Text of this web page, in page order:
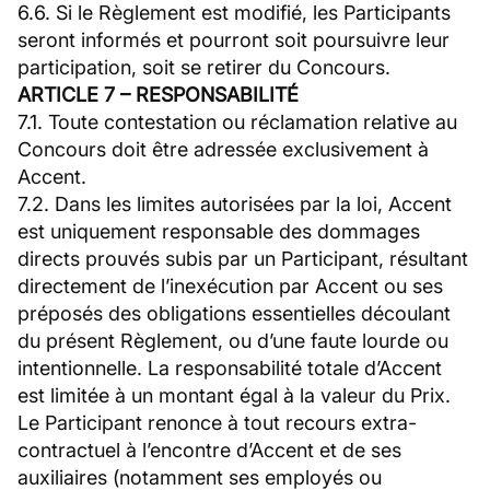
6.6. Si le Règlement est modifié, les Participants
seront informés et pourront soit poursuivre leur
participation, soit se retirer du Concours.
ARTICLE 7 – RESPONSABILITÉ
7.1. Toute contestation ou réclamation relative au
Concours doit être adressée exclusivement à
Accent.
7.2. Dans les limites autorisées par la loi, Accent
est uniquement responsable des dommages
directs prouvés subis par un Participant, résultant
directement de l’inexécution par Accent ou ses
préposés des obligations essentielles découlant
du présent Règlement, ou d’une faute lourde ou
intentionnelle. La responsabilité totale d’Accent
est limitée à un montant égal à la valeur du Prix.
Le Participant renonce à tout recours extra-
contractuel à l’encontre d’Accent et de ses
auxiliaires (notamment ses employés ou